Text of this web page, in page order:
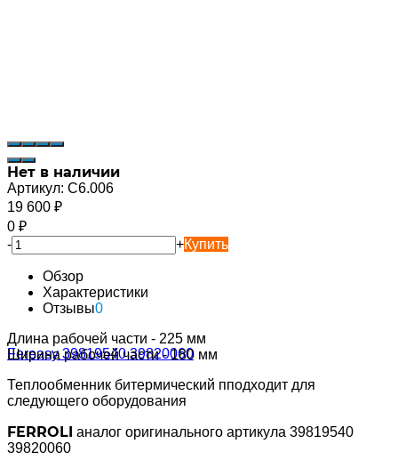
Нет в наличии
Артикул: C6.006
19 600 ₽
0 ₽
-
+Купить
Обзор
Характеристики
Отзывы0
Длина рабочей части - 225 мм
Ширина рабочей части - 180 мм
Теплообменник битермический пподходит для
следующего оборудования
FERROLI аналог оригинального артикула 39819540
39820060